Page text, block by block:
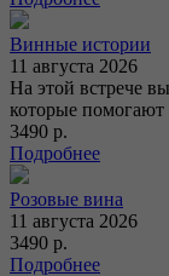
Винные истории
11 августа 2026
На этой встрече
которые
3490 р.
Подробнее
Розовые вина
11 августа 2026
3490 р.
Подробнее